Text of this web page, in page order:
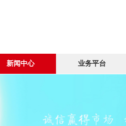
新闻中心 业务平台